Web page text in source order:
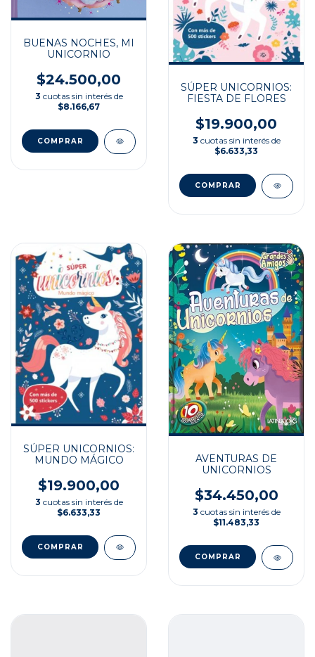
BUENAS NOCHES, MI
UNICORNIO
$24.500,00
3 cuotas sin interés de
$8.166,67
SÚPER UNICORNIOS:
FIESTA DE FLORES
$19.900,00
3 cuotas sin interés de
$6.633,33
SÚPER UNICORNIOS:
MUNDO MÁGICO
$19.900,00
3 cuotas sin interés de
$6.633,33
AVENTURAS DE
UNICORNIOS
$34.450,00
3 cuotas sin interés de
$11.483,33